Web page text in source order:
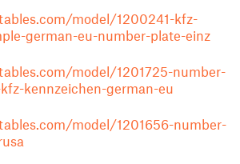
model/1200241-kfz-
german-eu-number-plate-einz
model/1201725-number-
kennzeichen-german-eu
model/1201656-number-